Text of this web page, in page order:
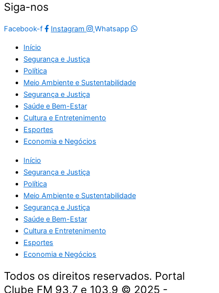
Siga-nos
Facebook-f Instagram Whatsapp
Início
Segurança e Justiça
Política
Meio Ambiente e Sustentabilidade
Segurança e Justiça
Saúde e Bem-Estar
Cultura e Entretenimento
Esportes
Economia e Negócios
Início
Segurança e Justiça
Política
Meio Ambiente e Sustentabilidade
Segurança e Justiça
Saúde e Bem-Estar
Cultura e Entretenimento
Esportes
Economia e Negócios
Todos os direitos reservados. Portal
Clube FM 93,7 e 103,9 © 2025 -